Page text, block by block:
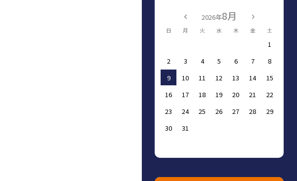
2026年8月
日 月 火 水 木 金 土
1
2
3 4 5 6 7
8
9
10 11 12 13 14
15
16
17 18 19 20 21
22
23
24 25 26 27 28
29
30
31